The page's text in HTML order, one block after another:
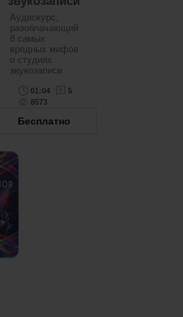
Аудиокурс,
разоблачающий
8 самых
вредных мифов
о студиях
звукозаписи
01:04
5
8573
Бесплатно